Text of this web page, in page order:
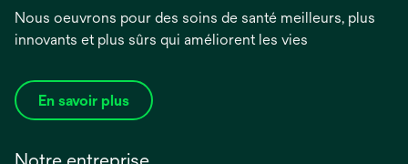
Nous oeuvrons pour des soins de santé meilleurs, plus
innovants et plus sûrs qui améliorent les vies
En savoir plus